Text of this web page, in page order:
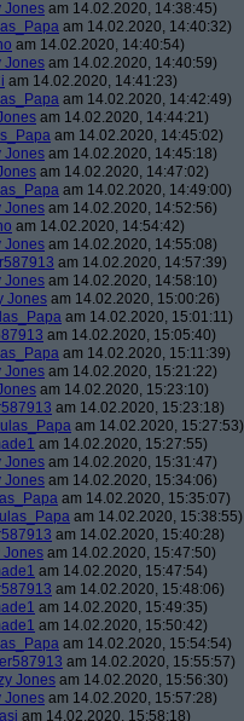
Jones am 14.02.2020, 14:38:45)
am 14.02.2020, 14:40:32)
am 14.02.2020, 14:40:54)
Jones am 14.02.2020, 14:40:59)
am 14.02.2020, 14:41:23)
am 14.02.2020, 14:42:49)
am 14.02.2020, 14:44:21)
am 14.02.2020, 14:45:02)
Jones am 14.02.2020, 14:45:18)
am 14.02.2020, 14:47:02)
am 14.02.2020, 14:49:00)
Jones am 14.02.2020, 14:52:56)
am 14.02.2020, 14:54:42)
Jones am 14.02.2020, 14:55:08)
am 14.02.2020, 14:57:39)
Jones am 14.02.2020, 14:58:10)
Jones am 14.02.2020, 15:00:26)
am 14.02.2020, 15:01:11)
am 14.02.2020, 15:05:40)
am 14.02.2020, 15:11:39)
Jones am 14.02.2020, 15:21:22)
am 14.02.2020, 15:23:10)
am 14.02.2020, 15:23:18)
am 14.02.2020, 15:27:53)
am 14.02.2020, 15:27:55)
Jones am 14.02.2020, 15:31:47)
Jones am 14.02.2020, 15:34:06)
am 14.02.2020, 15:35:07)
am 14.02.2020, 15:38:55)
am 14.02.2020, 15:40:28)
Jones am 14.02.2020, 15:47:50)
am 14.02.2020, 15:47:54)
am 14.02.2020, 15:48:06)
am 14.02.2020, 15:49:35)
am 14.02.2020, 15:50:42)
am 14.02.2020, 15:54:54)
am 14.02.2020, 15:55:57)
Jones am 14.02.2020, 15:56:30)
Jones am 14.02.2020, 15:57:28)
am 14.02.2020, 15:58:18)